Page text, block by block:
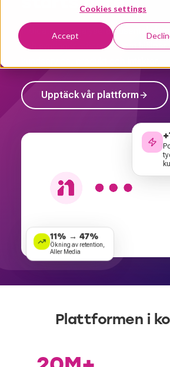
Cookies settings
Accept
Indicate me analyserar tusentals
och synliggör mönstren som hjälper
Upptäck vår plattform
11% → 47%
Ökning av retention,
Aller Media
Plattformen i